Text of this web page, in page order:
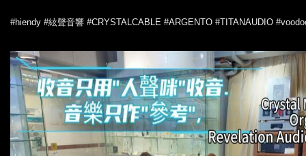
#hiendy #絃聲音響 #CRYSTALCABLE #ARGENTO #TITANAUDIO